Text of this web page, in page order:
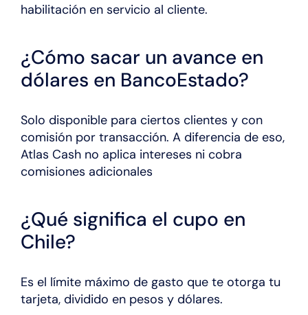
habilitación en servicio al cliente.
¿Cómo sacar un avance en
dólares en BancoEstado?
Solo disponible para ciertos clientes y con
comisión por transacción. A diferencia de eso,
Atlas Cash no aplica intereses ni cobra
comisiones adicionales
¿Qué significa el cupo en
Chile?
Es el límite máximo de gasto que te otorga tu
tarjeta, dividido en pesos y dólares.